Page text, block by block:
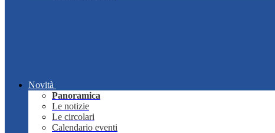
Novità
Panoramica
Le notizie
Le circolari
Calendario eventi